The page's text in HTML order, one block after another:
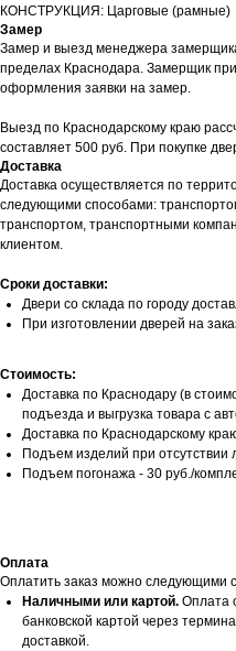
КОНСТРУКЦИЯ: Царговые (рамные)
Замер
Замер и выезд менеджера
пределах Краснодара. Замерщик
оформления заявки на замер.
Выезд по Краснодарскому краю
составляет 500 руб. При покупке
Доставка
Доставка осуществляется по
следующими способами:
транспортом, транспортными
клиентом.
Сроки доставки:
Двери со склада по городу
При изготовлении дверей на
Стоимость:
Доставка по Краснодару (в
подъезда и выгрузка товара с
Доставка по Краснодарскому
Подъем изделий при отсутствии
Подъем погонажа - 30 руб./
Оплата
Оплатить заказ можно следующими
Наличными или картой. Оплата
банковской картой через
доставкой.